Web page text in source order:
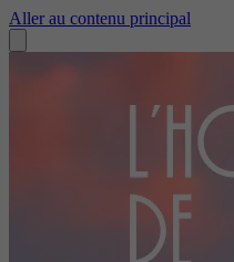
Aller au contenu principal